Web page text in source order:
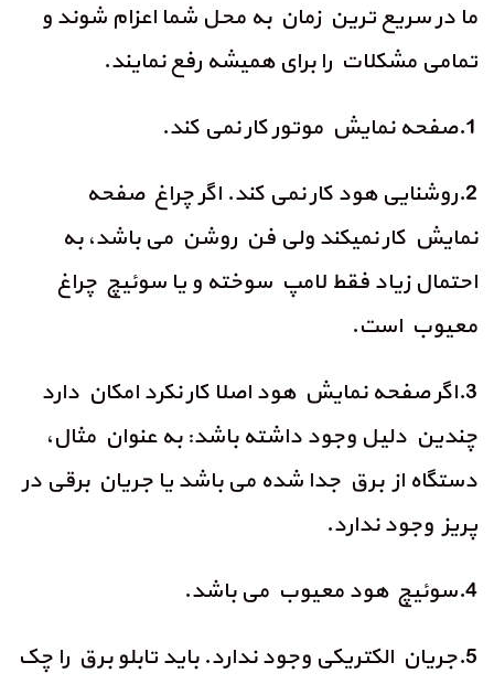
ما در سریع ترین زمان به محل شما اعزام شوند و
تمامی مشکلات را برای همیشه رفع نمایند.
1.صفحه نمایش موتور کار نمی کند.
2.روشنایی هود کار نمی کند. اگر چراغ صفحه
نمایش کار نمیکند ولی فن روشن می باشد، به
احتمال زیاد فقط لامپ سوخته و یا سوئیچ چراغ
معیوب است.
3.اگر صفحه نمایش هود اصلا کار نکرد امکان دارد
چندین دلیل وجود داشته باشد: به عنوان مثال،
دستگاه از برق جدا شده می باشد یا جریان برقی در
پریز وجود ندارد.
4.سوئیچ هود معیوب می باشد.
5.جریان الکتریکی وجود ندارد. باید تابلو برق را چک